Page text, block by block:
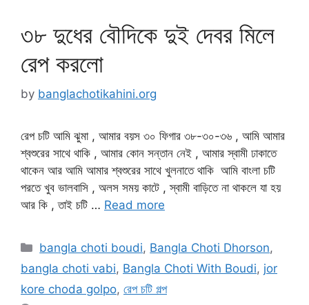
৩৮ দুধের বৌদিকে দুই দেবর মিলে
রেপ করলো
by banglachotikahini.org
রেপ চটি আমি ঝুমা , আমার বয়স ৩০ ফিগার ৩৮-৩০-৩৬ , আমি আমার
শ্বশুরের সাথে থাকি , আমার কোন সন্তান নেই , আমার স্বামী ঢাকাতে
থাকেন আর আমি আমার শ্বশুরের সাথে খুলনাতে থাকি আমি বাংলা চটি
পরতে খুব ভালবাসি , অলস সময় কাটে , স্বামী বাড়িতে না থাকলে যা হয়
আর কি , তাই চটি … Read more
Categories
bangla choti boudi, Bangla Choti Dhorson,
bangla choti vabi, Bangla Choti With Boudi, jor
kore choda golpo, রেপ চটি গল্প